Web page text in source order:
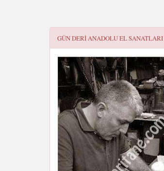
GÜN DERI ANADOLU EL SANATLARI